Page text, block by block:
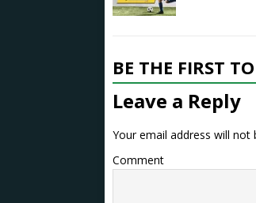
BE THE FIRST
Leave a Reply
Your email address will not
Comment